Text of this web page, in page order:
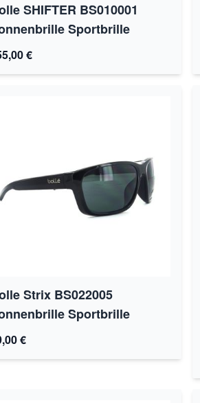
SHIFTER BS010001
Sportbrille
€
Strix BS022005
Sportbrille
€